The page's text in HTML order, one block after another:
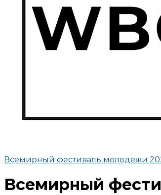
Всемирный фестиваль молодежи
Всемирный